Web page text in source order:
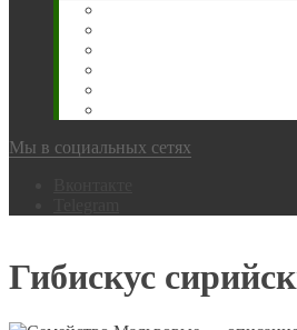
Мы в социальных сетях
Гибискус